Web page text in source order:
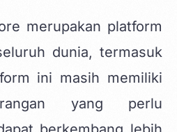
merupakan platform
dunia, termasuk
ini masih memiliki
yang perlu